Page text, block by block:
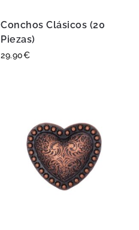
Conchos Clásicos (20
Piezas)
29.90€